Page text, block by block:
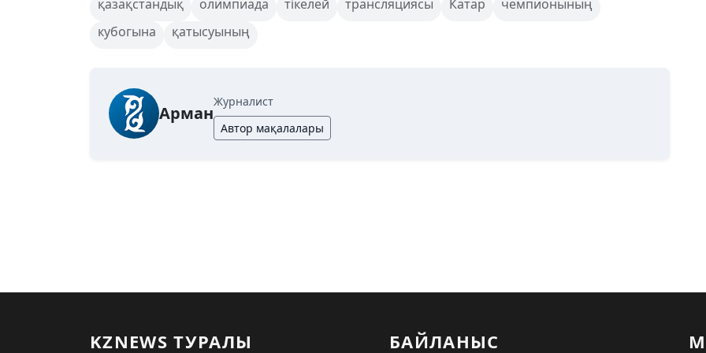
қазақстандық олимпиада тікелей трансляциясы Катар
чемпионының
кубогына
қатысуының
Арман
Журналист
Автор мақалалары
KZNEWS ТУРАЛЫ БАЙЛАНЫС